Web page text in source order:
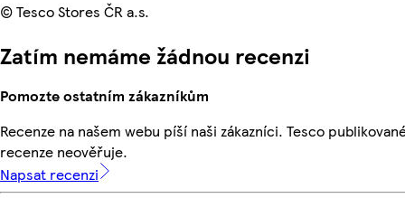
© Tesco Stores ČR a.s.
Zatím nemáme žádnou recenzi
Pomozte ostatním zákazníkům
Recenze na našem webu píší naši zákazníci. Tesco
recenze neověřuje.
Napsat recenzi